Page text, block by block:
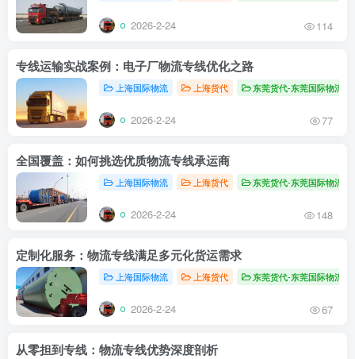
2026-2-24 114
专线运输实战案例：电子厂物流专线优化之路
上海国际物流 上海货代 东莞货代-东莞国际物流
2026-2-24 77
全国覆盖：如何挑选优质物流专线承运商
上海国际物流 上海货代 东莞货代-东莞国际物流
2026-2-24 148
定制化服务：物流专线满足多元化货运需求
上海国际物流 上海货代 东莞货代-东莞国际物流
2026-2-24 67
从零担到专线：物流专线优势深度剖析